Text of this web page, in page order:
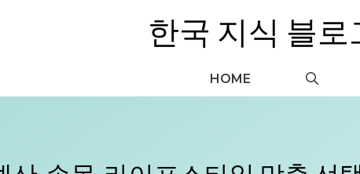
한국 지식 블로
HOME